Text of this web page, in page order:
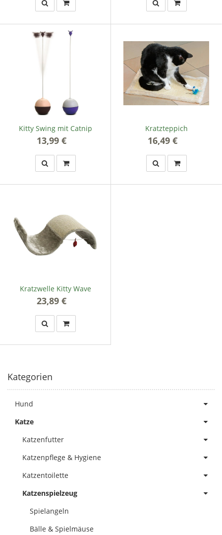
Kitty Swing mit Catnip
13,99 €
Kratzteppich
16,49 €
Kratzwelle Kitty Wave
23,89 €
Kategorien
Hund
Katze
Katzenfutter
Katzenpflege & Hygiene
Katzentoilette
Katzenspielzeug
Spielangeln
Bälle & Spielmäuse